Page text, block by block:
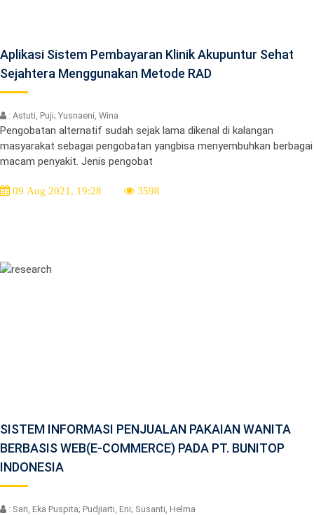
Aplikasi Sistem Pembayaran Klinik Akupuntur Sehat
Sejahtera Menggunakan Metode RAD
: Astuti, Puji; Yusnaeni, Wina
Pengobatan alternatif sudah sejak lama dikenal di kalangan
masyarakat sebagai pengobatan yangbisa menyembuhkan berbagai
macam penyakit. Jenis pengobat
09 Aug 2021, 19:28 3598
SISTEM INFORMASI PENJUALAN PAKAIAN WANITA
BERBASIS WEB(E-COMMERCE) PADA PT. BUNITOP
INDONESIA
: Sari, Eka Puspita; Pudjiarti, Eni; Susanti, Helma